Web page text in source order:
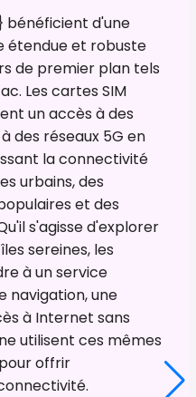
bénéficient d'une
étendue et robuste
de premier plan tels
Les cartes SIM
un accès à des
des réseaux 5G en
la connectivité
urbains, des
et des
s'agisse d'explorer
sereines, les
à un service
navigation, une
à Internet sans
utilisent ces mêmes
offrir